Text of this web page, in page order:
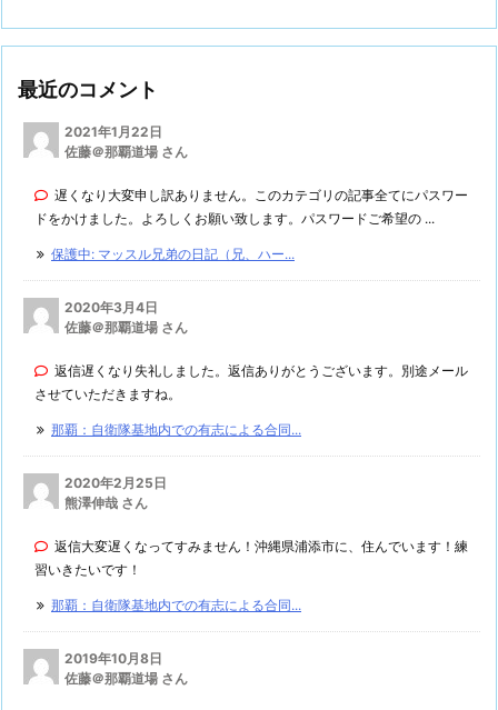
最近のコメント
2021年1月22日
佐藤＠那覇道場 さん
遅くなり大変申し訳ありません。このカテゴリの記事全てにパスワー
ドをかけました。よろしくお願い致します。パスワードご希望の ...
保護中: マッスル兄弟の日記（兄、ハー...
2020年3月4日
佐藤＠那覇道場 さん
返信遅くなり失礼しました。返信ありがとうございます。別途メール
させていただきますね。
那覇：自衛隊基地内での有志による合同...
2020年2月25日
熊澤伸哉 さん
返信大変遅くなってすみません！沖縄県浦添市に、住んでいます！練
習いきたいです！
那覇：自衛隊基地内での有志による合同...
2019年10月8日
佐藤＠那覇道場 さん